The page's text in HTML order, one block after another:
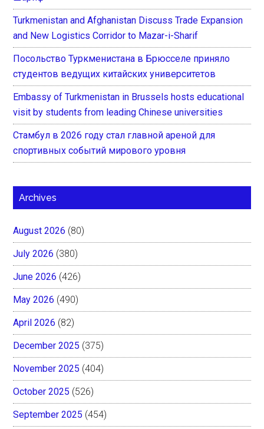
Turkmenistan and Afghanistan Discuss Trade Expansion
and New Logistics Corridor to Mazar-i-Sharif
Посольство Туркменистана в Брюсселе приняло
студентов ведущих китайских университетов
Embassy of Turkmenistan in Brussels hosts educational
visit by students from leading Chinese universities
Стамбул в 2026 году стал главной ареной для
спортивных событий мирового уровня
Archives
August 2026 (80)
July 2026 (380)
June 2026 (426)
May 2026 (490)
April 2026 (82)
December 2025 (375)
November 2025 (404)
October 2025 (526)
September 2025 (454)